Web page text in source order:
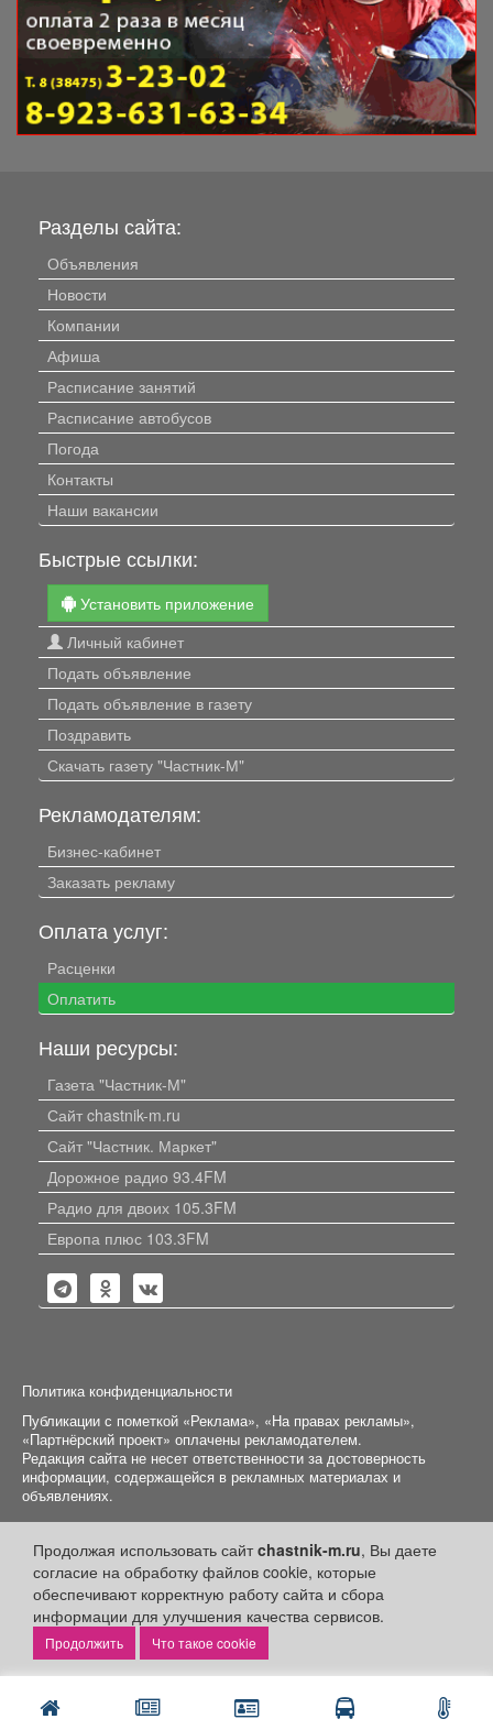
Продолжая использовать сайтchastnik-m.ru, Вы даете
согласие на обработку файлов cookie, которые
обеспечивают корректную работу сайта и сбора
информации для улучшения качества сервисов.
Что такое cookie
Разделы сайта:
Объявления
Новости
Компании
Афиша
Расписание занятий
Расписание автобусов
Погода
Контакты
Наши вакансии
Быстрые ссылки:
Установить приложение
Личный кабинет
Подать объявление
Подать объявление в газету
Поздравить
Скачать газету "Частник-М"
Рекламодателям:
Бизнес-кабинет
Заказать рекламу
Оплата услуг:
Расценки
Оплатить
Наши ресурсы:
Газета "Частник-М"
Сайт chastnik-m.ru
Сайт "Частник. Маркет"
Дорожное радио 93.4FM
Радио для двоих 105.3FM
Европа плюс 103.3FM
Политика конфиденциальности
Публикации с пометкой «Реклама», «На правах рекламы»,
«Партнёрский проект» оплачены рекламодателем.
Редакция сайта не несет ответственности за достоверность
информации, содержащейся в рекламных материалах и
объявлениях.
+16